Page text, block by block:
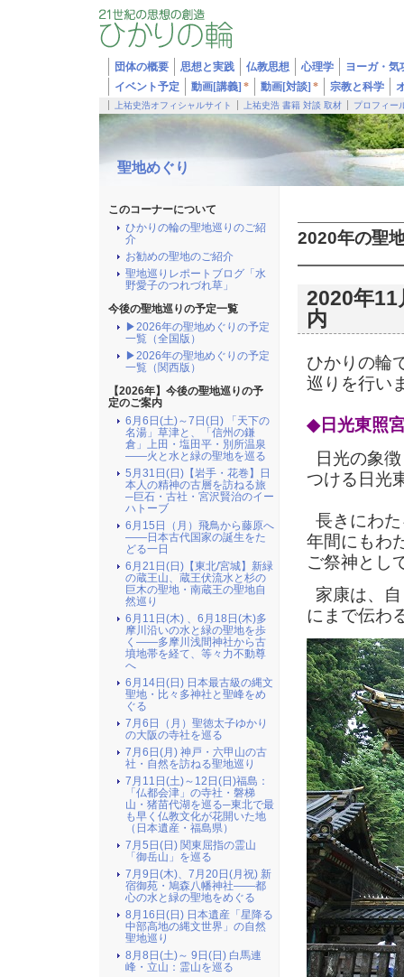
団体の概要 思想と実践 仏教思想 心理学
ヨーガ・気
イベント予定
動画[講義] * 動画[対談] * 宗教と科学
上祐史浩オフィシャルサイト 上祐史浩 書籍 対談 取材 プロフィー
聖地めぐり
2020年の聖
2020年11
内
ひかりの輪
巡りを行い
◆日光東照
日光の象
つける日光
長きにわ
年間にもわ
ご祭神とし
家康は、
にまで伝わ
このコーナーについて
ひかりの輪の聖地巡りのご紹
介
お勧めの聖地のご紹介
聖地巡りレポートブログ「水
野愛子のつれづれ草」
今後の聖地巡りの予定一覧
▶2026年の聖地めぐりの予定
一覧（全国版）
▶2026年の聖地めぐりの予定
一覧（関西版）
【2026年】今後の聖地巡りの予
定のご案内
6月6日(土)～7日(日) 「天下の
名湯」草津と、「信州の鎌
倉」上田・塩田平・別所温泉
――火と水と緑の聖地を巡る
5月31日(日)【岩手・花巻】日
本人の精神の古層を訪ねる旅
─巨石・古社・宮沢賢治のイー
ハトーブ
6月15日（月）飛鳥から藤原へ
――日本古代国家の誕生をた
どる一日
6月21日(日)【東北/宮城】新緑
の蔵王山、蔵王伏流水と杉の
巨木の聖地・南蔵王の聖地自
然巡り
6月11日(木) 、6月18日(木)多
摩川沿いの水と緑の聖地を歩
く――多摩川浅間神社から古
墳地帯を経て、等々力不動尊
へ
6月14日(日) 日本最古級の縄文
聖地・比々多神社と聖峰をめ
ぐる
7月6日（月）聖徳太子ゆかり
の大阪の寺社を巡る
7月6日(月) 神戸・六甲山の古
社・自然を訪ねる聖地巡り
7月11日(土)～12日(日)福島：
「仏都会津」の寺社・磐梯
山・猪苗代湖を巡る─東北で最
も早く仏教文化が花開いた地
（日本遺産・福島県）
7月5日(日) 関東屈指の霊山
「御岳山」を巡る
7月9日(木)、7月20日(月祝) 新
宿御苑・鳩森八幡神社――都
心の水と緑の聖地をめぐる
8月16日(日) 日本遺産「星降る
中部高地の縄文世界」の自然
聖地巡り
8月8日(土)～ 9日(日) 白馬連
峰・立山：霊山を巡る